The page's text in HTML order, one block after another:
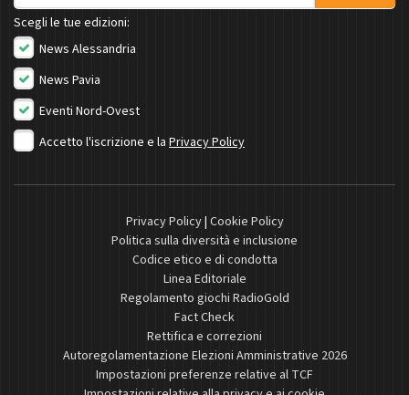
Scegli le tue edizioni:
News Alessandria
News Pavia
Eventi Nord-Ovest
Accetto l'iscrizione e la Privacy Policy
Privacy Policy| Cookie Policy
Politica sulla diversità e inclusione
Codice etico e di condotta
Linea Editoriale
Regolamento giochi RadioGold
Fact Check
Rettifica e correzioni
Autoregolamentazione Elezioni Amministrative 2026
Impostazioni preferenze relative al TCF